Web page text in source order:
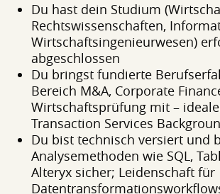
Du hast dein Studium
Rechtswissenschaften,
Wirtschaftsingenieurwesen)
abgeschlossen
Du bringst fundierte
Bereich M&A, Corporate
Wirtschaftsprüfung mit –
Transaction Services
Du bist technisch versiert und
Analysemethoden wie SQL,
Alteryx sicher; Leidenschaft für